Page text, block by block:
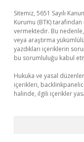
Sitemiz, 5651 Sayılı
Kurumu (BTK)
vermektedir. Bu
veya araştırma
yazdıkları içeriklerin
bu sorumluluğu kabul
Hukuka ve yasal
içerikleri,
halinde, ilgili içerikler